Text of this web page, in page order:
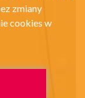
zmiany
cookies w